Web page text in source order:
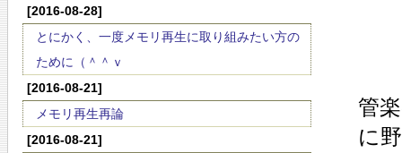
[2016-08-28]
とにかく、一度メモリ再生に取り組みたい方の
ために（＾＾ｖ
[2016-08-21]
メモリ再生再論
[2016-08-21]
管
に